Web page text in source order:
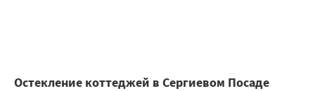
Остекление коттеджей в Сергиевом Посаде